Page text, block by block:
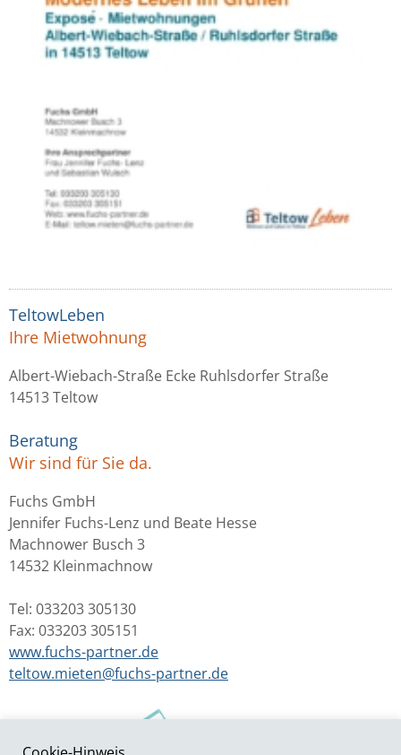
TeltowLeben
Ihre Mietwohnung
Albert-Wiebach-Straße Ecke Ruhlsdorfer Straße
14513 Teltow
Beratung
Wir sind für Sie da.
Fuchs GmbH
Jennifer Fuchs-Lenz und Beate Hesse
Machnower Busch 3
14532 Kleinmachnow
Tel: 033203 305130
Fax: 033203 305151
www.fuchs-partner.de
teltow.mieten@fuchs-partner.de